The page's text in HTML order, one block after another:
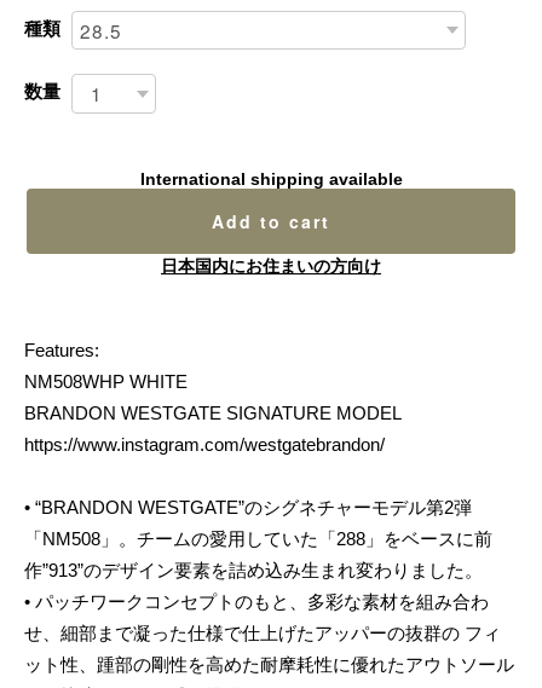
種類
数量
International shipping available
Add to cart
日本国内にお住まいの方向け
Features:
NM508WHP WHITE
BRANDON WESTGATE SIGNATURE MODEL
https://www.instagram.com/westgatebrandon/
• “BRANDON WESTGATE”のシグネチャーモデル第2弾
「NM508」。チームの愛用していた「288」をベースに前
作”913”のデザイン要素を詰め込み生まれ変わりました。
• パッチワークコンセプトのもと、多彩な素材を組み合わ
せ、細部まで凝った仕様で仕上げたアッパーの抜群の フィ
ット性、踵部の剛性を高めた耐摩耗性に優れたアウトソール